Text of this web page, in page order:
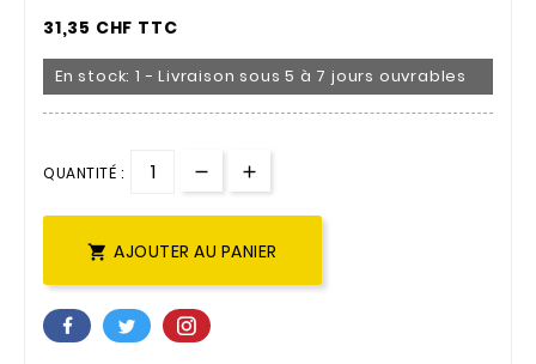
31,35 CHF TTC
En stock: 1 - Livraison sous 5 à 7 jours ouvrables
QUANTITÉ :
 AJOUTER AU PANIER